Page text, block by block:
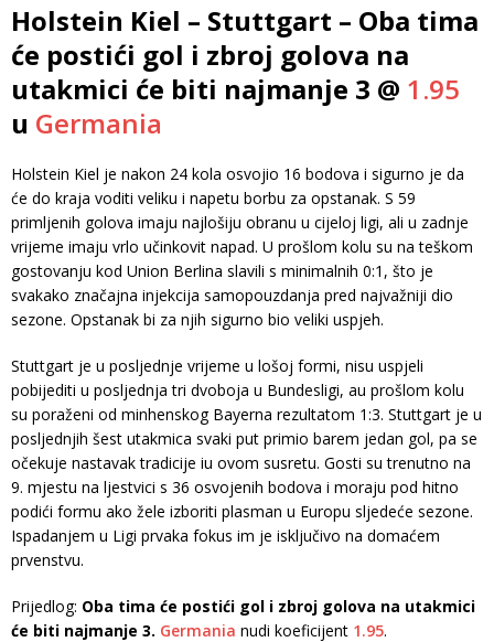
Holstein Kiel – Stuttgart – Oba tima
će postići gol i zbroj golova na
utakmici će biti najmanje 3 @ 1.95
u Germania
Holstein Kiel je nakon 24 kola osvojio 16 bodova i sigurno je da
će do kraja voditi veliku i napetu borbu za opstanak. S 59
primljenih golova imaju najlošiju obranu u cijeloj ligi, ali u zadnje
vrijeme imaju vrlo učinkovit napad. U prošlom kolu su na teškom
gostovanju kod Union Berlina slavili s minimalnih 0:1, što je
svakako značajna injekcija samopouzdanja pred najvažniji dio
sezone. Opstanak bi za njih sigurno bio veliki uspjeh.
Stuttgart je u posljednje vrijeme u lošoj formi, nisu uspjeli
pobijediti u posljednja tri dvoboja u Bundesligi, au prošlom kolu
su poraženi od minhenskog Bayerna rezultatom 1:3. Stuttgart je u
posljednjih šest utakmica svaki put primio barem jedan gol, pa se
očekuje nastavak tradicije iu ovom susretu. Gosti su trenutno na
9. mjestu na ljestvici s 36 osvojenih bodova i moraju pod hitno
podići formu ako žele izboriti plasman u Europu sljedeće sezone.
Ispadanjem u Ligi prvaka fokus im je isključivo na domaćem
prvenstvu.
Prijedlog: Oba tima će postići gol i zbroj golova na utakmici
će biti najmanje 3. Germania nudi koeficijent 1.95.